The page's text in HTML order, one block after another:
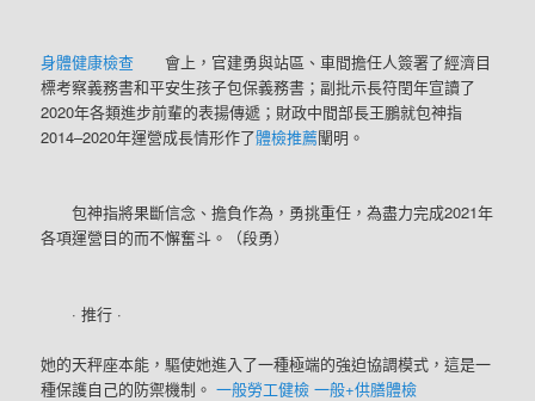
身體健康檢查 會上，官建勇與站區、車間擔任人簽署了經濟目
標考察義務書和平安生孩子包保義務書；副批示長符閏年宣讀了
2020年各類進步前輩的表揚傳遞；財政中間部長王鵬就包神指
2014–2020年運營成長情形作了體檢推薦闡明。
包神指將果斷信念、擔負作為，勇挑重任，為盡力完成2021年
各項運營目的而不懈奮斗。（段勇）
· 推行 ·
她的天秤座本能，驅使她進入了一種極端的強迫協調模式，這是一
種保護自己的防禦機制。一般勞工健檢 一般+供膳體檢